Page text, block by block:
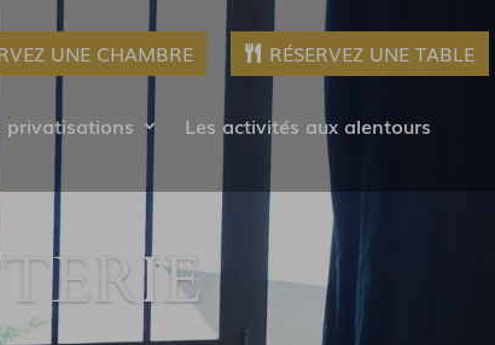
UNE CHAMBRE RÉSERVEZ UNE TABLE
privatisations
Les activités aux alentours